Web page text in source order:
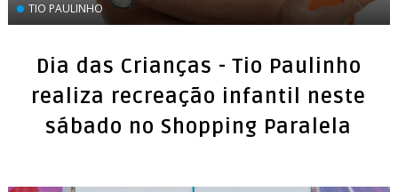
TIO PAULINHO
Dia das Crianças - Tio Paulinho
realiza recreação infantil neste
sábado no Shopping Paralela